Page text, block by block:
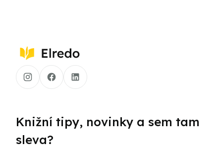
Knižní tipy, novinky a sem tam
sleva?